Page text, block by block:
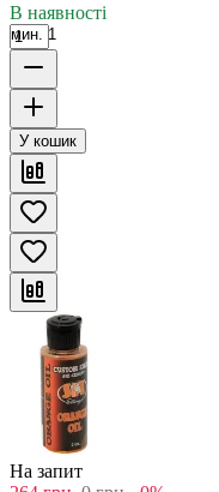
В наявності
мин. 1
У кошик
На запит